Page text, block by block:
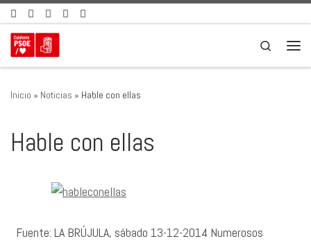
Saltar al contenido
Search
Inicio » Noticias » Hable con ellas
Hable con ellas
Fuente: LA BRÚJULA, sábado 13-12-2014 Numerosos